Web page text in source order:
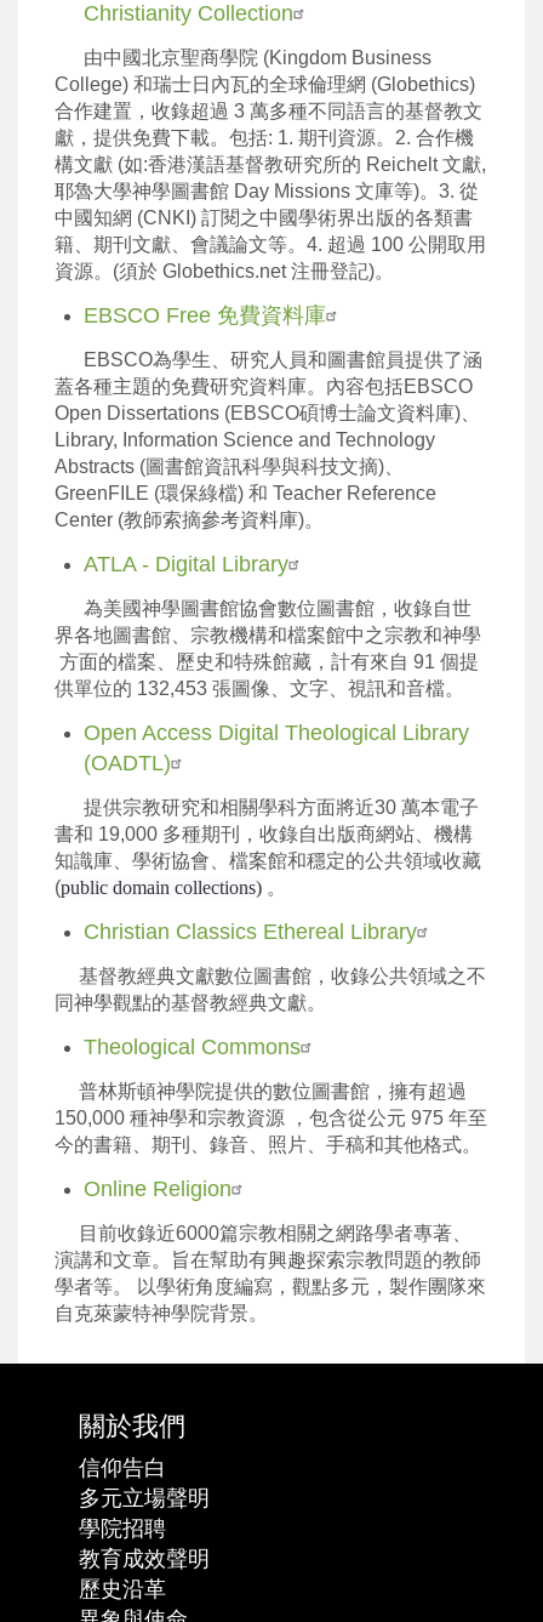
Christianity Collection
由中國北京聖商學院 (Kingdom Business
College) 和瑞士日內瓦的全球倫理網 (Globethics)
合作建置，收錄超過 3 萬多種不同語言的基督教文
獻，提供免費下載。包括: 1. 期刊資源。2. 合作機
構文獻 (如:香港漢語基督教研究所的 Reichelt 文獻,
耶魯大學神學圖書館 Day Missions 文庫等)。3. 從
中國知網 (CNKI) 訂閱之中國學術界出版的各類書
籍、期刊文獻、會議論文等。4. 超過 100 公開取用
資源。(須於 Globethics.net 注冊登記)。
EBSCO Free 免費資料庫
EBSCO為學生、研究人員和圖書館員提供了涵
蓋各種主題的免費研究資料庫。內容包括EBSCO
Open Dissertations (EBSCO碩博士論文資料庫)、
Library, Information Science and Technology
Abstracts (圖書館資訊科學與科技文摘)、
GreenFILE (環保綠檔) 和 Teacher Reference
Center (教師索摘參考資料庫)。
ATLA - Digital Library
為美國神學圖書館協會數位圖書館，收錄自世
界各地圖書館、宗教機構和檔案館中之宗教和神學
方面的檔案、歷史和特殊館藏，計有來自 91 個提
供單位的 132,453 張圖像、文字、視訊和音檔。
Open Access Digital Theological Library
(OADTL)
提供宗教研究和相關學科方面將近30 萬本電子
書和 19,000 多種期刊，收錄自出版商網站、機構
知識庫、學術協會、檔案館和穩定的公共領域收藏
(public domain collections) 。
Christian Classics Ethereal Library
基督教經典文獻數位圖書館，收錄公共領域之不
同神學觀點的基督教經典文獻。
Theological Commons
普林斯頓神學院提供的數位圖書館，擁有超過
150,000 種神學和宗教資源 ，包含從公元 975 年至
今的書籍、期刊、錄音、照片、手稿和其他格式。
Online Religion
目前收錄近6000篇宗教相關之網路學者專著、
演講和文章。旨在幫助有興趣探索宗教問題的教師
學者等。 以學術角度編寫，觀點多元，製作團隊來
自克萊蒙特神學院背景。
關於我們
信仰告白
多元立場聲明
學院招聘
教育成效聲明
歷史沿革